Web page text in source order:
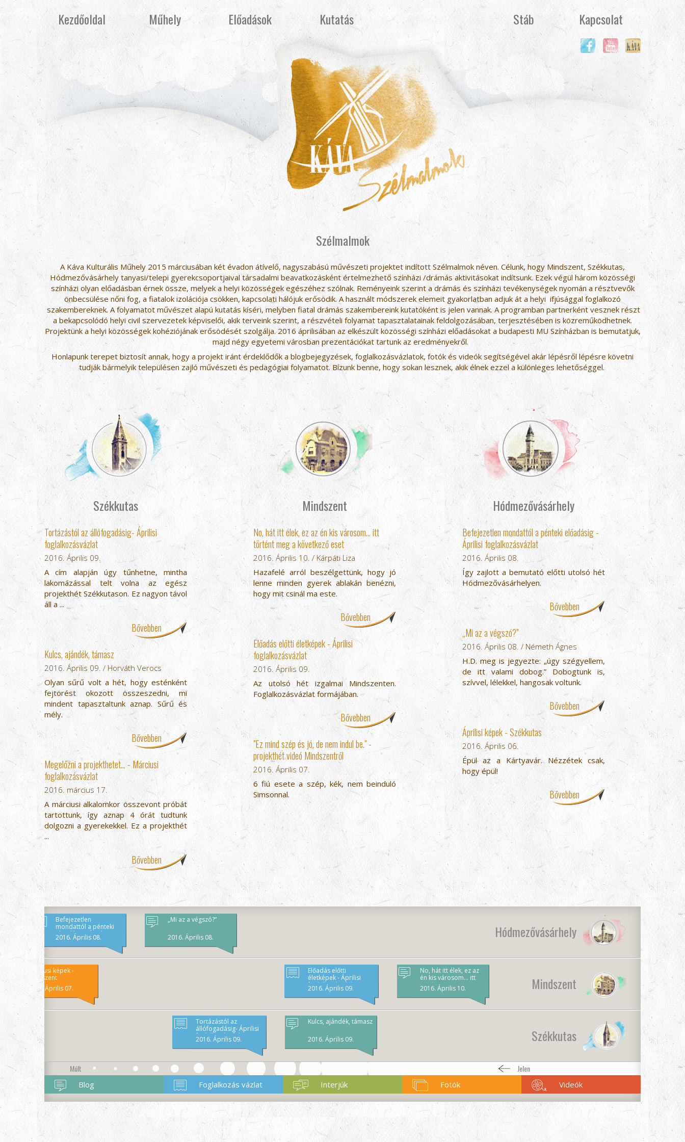
Kezdőoldal Műhely Előadások Kutatás Stáb Kapcsolat
Szélmalmok
A Káva Kulturális Műhely 2015 márciusában két évadon átívelő, nagyszabású művészeti projektet indított Szélmalmok néven. Célunk, hogy Mindszent, Székkutas,
Hódmezővásárhely tanyasi/telepi gyerekcsoportjaival társadalmi beavatkozásként értelmezhető színházi /drámás aktivitásokat indítsunk. Ezek végül három közösségi
színházi olyan előadásban érnek össze, melyek a helyi közösségek egészéhez szólnak. Reményeink szerint a drámás és színházi tevékenységek nyomán a résztvevők
önbecsülése nőni fog, a fiatalok izolációja csökken, kapcsolati hálójuk erősödik. A használt módszerek elemeit gyakorlatban adjuk át a helyi ifjúsággal foglalkozó
szakembereknek. A folyamatot művészet alapú kutatás kíséri, melyben fiatal drámás szakembereink kutatóként is jelen vannak. A programban partnerként vesznek részt
a bekapcsolódó helyi civil szervezetek képviselői, akik terveink szerint, a részvételi folyamat tapasztalatainak feldolgozásában, terjesztésében is közreműködhetnek.
Projektünk a helyi közösségek kohéziójának erősödését szolgálja. 2016 áprilisában az elkészült közösségi színházi előadásokat a budapesti MU Színházban is bemutatjuk,
majd négy egyetemi városban prezentációkat tartunk az eredményekről.
Honlapunk terepet biztosít annak, hogy a projekt iránt érdeklődők a blogbejegyzések, foglalkozásvázlatok, fotók és videók segítségével akár lépésről lépésre követni
tudják bármelyik településen zajló művészeti és pedagógiai folyamatot. Bízunk benne, hogy sokan lesznek, akik élnek ezzel a különleges lehetőséggel.
Székkutas
Tortázástól az állófogadásig- Áprilisi
foglalkozásvázlat
2016. Április 09.
A cím alapján úgy tűnhetne, mintha
lakomázással telt volna az egész
projekthét Székkutason. Ez nagyon távol
áll a ...
Bővebben
Kulcs, ajándék, támasz
2016. Április 09. / Horváth Verocs
Olyan sűrű volt a hét, hogy esténként
fejtörést okozott összeszedni, mi
mindent tapasztaltunk aznap. Sűrű és
mély.
Bővebben
Megelőzni a projekthetet... - Márciusi
foglalkozásvázlat
2016. március 17.
A márciusi alkalomkor összevont próbát
tartottunk, így aznap 4 órát tudtunk
dolgozni a gyerekekkel. Ez a projekthét
...
Bővebben
Mindszent
No, hát itt élek, ez az én kis városom… itt
történt meg a következő eset
2016. Április 10. / Kárpáti Liza
Hazafelé arról beszélgettünk, hogy jó
lenne minden gyerek ablakán benézni,
hogy mit csinál ma este.
Bővebben
Előadás előtti életképek - Áprilisi
foglalkozásvázlat
2016. Április 09.
Az utolsó hét izgalmai Mindszenten.
Foglalkozásvázlat formájában.
Bővebben
"Ez mind szép és jó, de nem indul be." -
projekthét videó Mindszentről
2016. Április 07.
6 fiú esete a szép, kék, nem beinduló
Simsonnal.
Hódmezővásárhely
Befejezetlen mondattól a pénteki előadásig -
Áprilisi foglalkozásvázlat
2016. Április 08.
Így zajlott a bemutató előtti utolsó hét
Hódmezővásárhelyen.
Bővebben
„Mi az a végszó?”
2016. Április 08. / Németh Ágnes
H.D. meg is jegyezte: „úgy szégyellem,
de itt valami dobog.” Dobogtunk is,
szívvel, lélekkel, hangosak voltunk.
Bővebben
Áprilisi képek - Székkutas
2016. Április 06.
Épül az a Kártyavár. Nézzétek csak,
hogy épül!
Bővebben
Múlt Jelen
Márciusi képek -
Mindszent
2016. Április 07.
Befejezetlen
mondattól a pénteki
előadásig - Áprilisi
foglalkozásvázlat
2016. Április 08.
„Mi az a végszó?”
2016. Április 08.
Tortázástól az
állófogadásig- Áprilisi
foglalkozásvázlat
2016. Április 09.
Kulcs, ajándék, támasz
2016. Április 09.
Előadás előtti
életképek - Áprilisi
foglalkozásvázlat
2016. Április 09.
No, hát itt élek, ez az
én kis városom… itt
történt meg a
következő eset
2016. Április 10.
Hódmezővásárhely
Mindszent
Székkutas
Blog Foglalkozás vázlat Interjúk Fotók Videók